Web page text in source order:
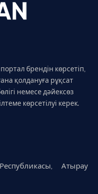
брендін көрсетіп,
қолдануға рұқсат
немесе дәйексөз
көрсетілуі керек.
Атырау